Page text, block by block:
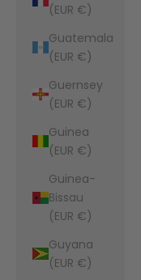
(EUR €)
Guatemala
(EUR €)
Guernsey
(EUR €)
Guinea
(EUR €)
Guinea-
Bissau
(EUR €)
Guyana
(EUR €)